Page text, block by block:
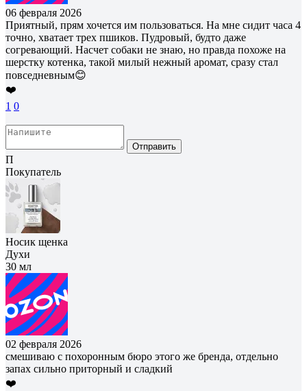
06 февраля 2026
Приятный, прям хочется им пользоваться. На мне сидит часа 4
точно, хватает трех пшиков. Пудровый, будто даже
согревающий. Насчет собаки не знаю, но правда похоже на
шерстку котенка, такой милый нежный аромат, сразу стал
повседневным😊
❤️
1 0
Отправить
П
Покупатель
Носик щенка
Духи
30 мл
02 февраля 2026
смешиваю с похоронным бюро этого же бренда, отдельно
запах сильно приторный и сладкий
❤️